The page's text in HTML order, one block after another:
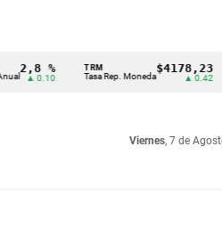
%
0.10
TRM
Tasa Rep. Moneda
$4178,23
▲ 0.42
IPC
Viernes, 7 de